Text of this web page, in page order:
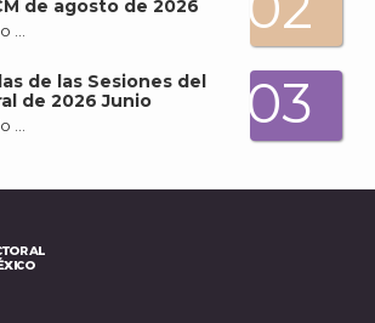
de agosto de 2026
…
de las Sesiones del
de 2026 Junio
… 03